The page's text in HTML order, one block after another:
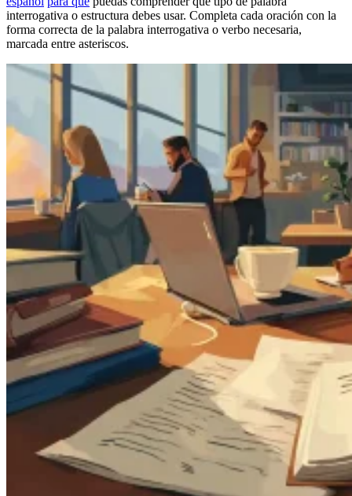
interrogativa o estructura debes usar. Completa cada oración con la
forma correcta de la palabra interrogativa o verbo necesaria,
marcada entre asteriscos.